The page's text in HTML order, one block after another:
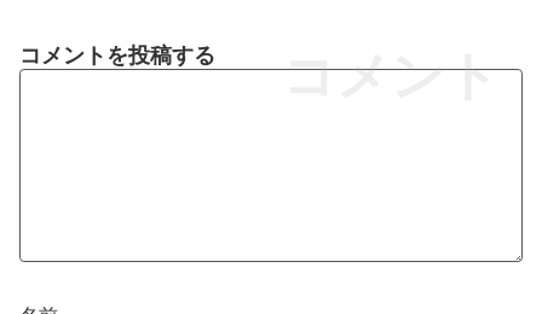
コメント
コメントを投稿する